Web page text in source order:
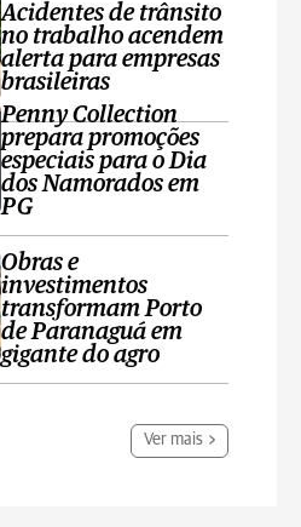
Acidentes de trânsito
no trabalho acendem
alerta para empresas
brasileiras
Penny Collection
prepara promoções
especiais para o Dia
dos Namorados em
PG
Obras e
investimentos
transformam Porto
de Paranaguá em
gigante do agro
Ver mais